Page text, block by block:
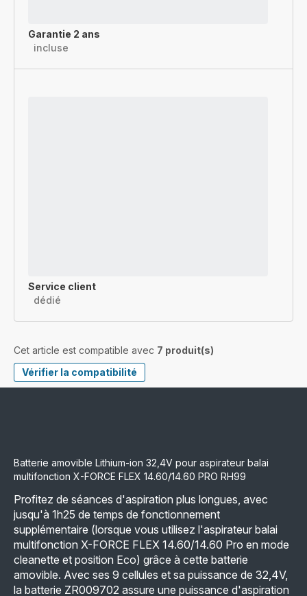
Garantie 2 ans
incluse
Service client
dédié
Cet article est compatible avec 7 produit(s)
Vérifier la compatibilité
Batterie amovible Lithium-ion 32,4V pour aspirateur balai
multifonction X-FORCE FLEX 14.60/14.60 PRO RH99
Profitez de séances d'aspiration plus longues, avec
jusqu'à 1h25 de temps de fonctionnement
supplémentaire (lorsque vous utilisez l'aspirateur balai
multifonction X-FORCE FLEX 14.60/14.60 Pro en mode
cleanette et position Eco) grâce à cette batterie
amovible. Avec ses 9 cellules et sa puissance de 32,4V,
la batterie ZR009702 assure une puissance d'aspiration